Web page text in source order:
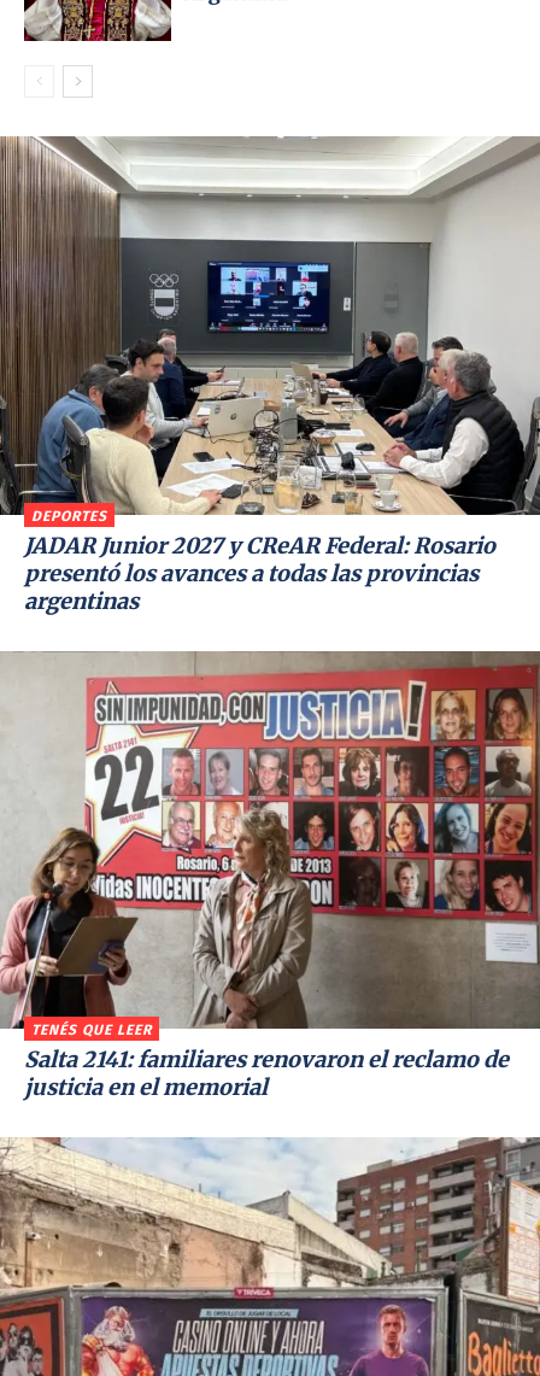
DEPORTES
JADAR Junior 2027 y CReAR Federal: Rosario
presentó los avances a todas las provincias
argentinas
TENÉS QUE LEER
Salta 2141: familiares renovaron el reclamo de
justicia en el memorial